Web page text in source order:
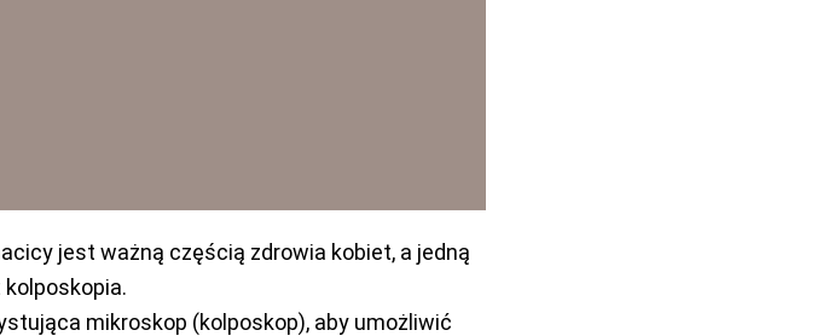
jest ważną częścią zdrowia kobiet, a jedną
mikroskop (kolposkop), aby umożliwić